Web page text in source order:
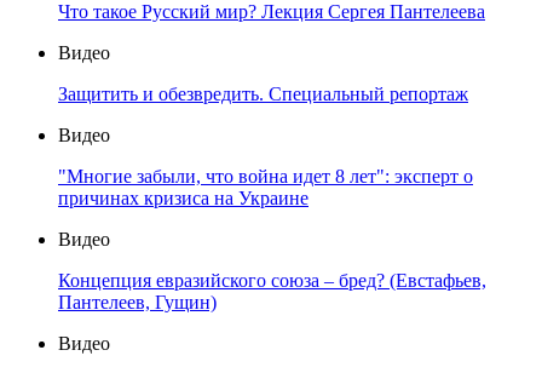
Что такое Русский мир? Лекция Сергея Пантелеева
Видео
Защитить и обезвредить. Специальный репортаж
Видео
"Многие забыли, что война идет 8 лет": эксперт о
причинах кризиса на Украине
Видео
Концепция евразийского союза – бред? (Евстафьев,
Пантелеев, Гущин)
Видео